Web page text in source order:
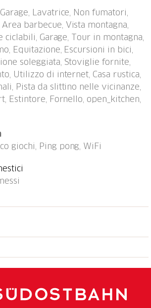
sciistica. In comune: tennis
camino, spazio giochi per bambini.
biciclette, deposito sci,
lavatrice, asciugatrice (in
fino a della proprietà (strada
per favore portare le catene
consigliato 4x4. Autorimessa.
bus 100 m. Campo da golf
tennis 4 km, tennis coperto 4 km,
km, telecabina 4 km, impianti di
sci 4 km, fermata ski bus 100
km, pista di fondo 4 km. Rinomate
Aletsch Arena 4 km, Bellwald 12
Landschaftspark Binntal
sospeso collega le due aree
un collegamento diretto con la
Lavatrice, Non fumatori,
barbecue, Vista montagna,
ciclabili, Garage, Tour in montagna,
Equitazione, Escursioni in bici,
soleggiata, Stoviglie fornite,
Utilizzo di internet, Casa rustica,
Pista da slittino nelle vicinanze,
Estintore, Fornello, open_kitchen,
giochi, Ping pong, WiFi